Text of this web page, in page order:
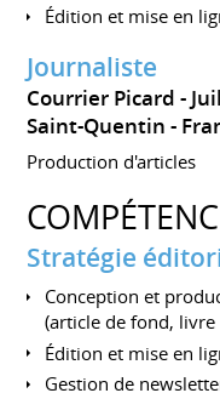
Édition et mise en
Journaliste
Courrier Picard
Saint-Quentin
Production d'articles
Stratégie
Conception et
(article de fond,
Édition et mise en
Gestion de